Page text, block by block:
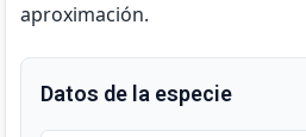
aproximación.
Datos de la especie